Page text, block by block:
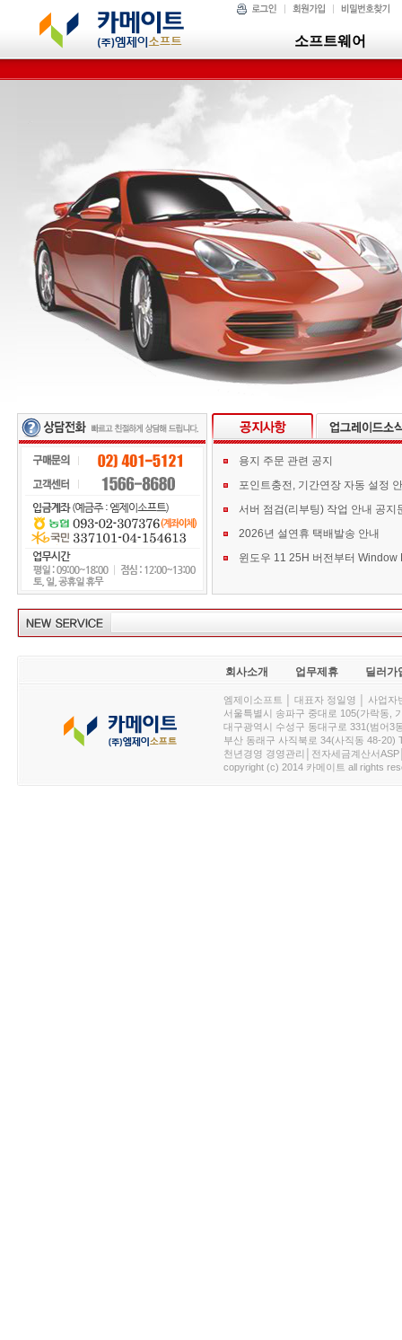
소프트웨어
용지 주문 관련 공지
포인트충전, 기간연장 자동 설정
서버 점검(리부팅) 작업 안내 공지
2026년 설연휴 택배발송 안내
회사소개 업무제휴 딜러가
엠제이소프트 │ 대표자 정일영 │ 사업
서울특별시 송파구 중대로 105(가락동,
대구광역시 수성구 동대구로 331(범어3
부산 동래구 사직북로 34(사직동 48-20)
천년경영 경영관리│전자세금계산서
copyright (c) 2014 카메이트 all rights